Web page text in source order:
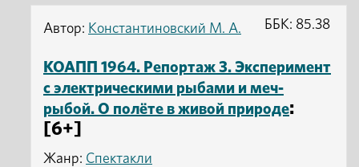
Автор: Константиновский М. А.
КОАПП 1964. Репортаж 3. Эксперимент
с электрическими рыбами и меч-
рыбой. О полёте в живой природе:
[6+]
Жанр: Спектакли
ББК: 85.38